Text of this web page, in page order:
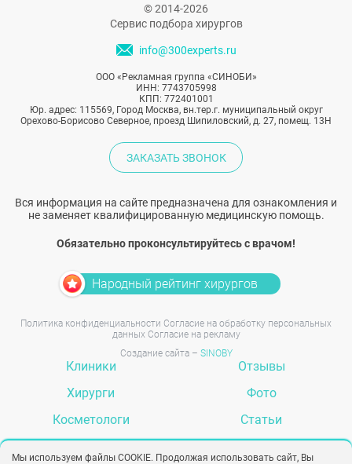
© 2014-2026
Сервис подбора хирургов
info@300experts.ru
ООО «Рекламная группа «СИНОБИ»
ИНН: 7743705998
КПП: 772401001
Юр. адрес: 115569, Город Москва, вн.тер.г. муниципальный округ
Орехово-Борисово Северное, проезд Шипиловский, д. 27, помещ. 13Н
ЗАКАЗАТЬ ЗВОНОК
Вся информация на сайте предназначена для ознакомления и
не заменяет квалифицированную медицинскую помощь.
Обязательно проконсультируйтесь с врачом!
Народный рейтинг хирургов
Политика конфиденциальности Согласие на обработку персональных
данных Согласие на рекламу
Создание сайта – SINOBY
Клиники
Хирурги
Косметологи
Отзывы
Фото
Статьи
Мы используем файлы COOKIE. Продолжая использовать сайт, Вы